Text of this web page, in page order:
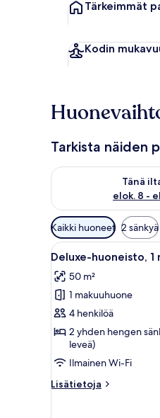
Tärkeimmät
Kodin
Tarkista näiden
Tänä
elok. 8 -
Tarkista tämän illan
Huoneille
saatavilla
olevia
suodattimia
Kaikki huoneet 2 sänkyä
Avaa
kaikki
huonetyypin
Deluxe-
huoneisto,
1
makuuhuone
kuvat
6
Deluxe-huoneisto, 1
50 m²
1 makuuhuone
4 henkilöä
2 yhden hengen
leveä)
Ilmainen Wi-Fi
Lisätietoja
Lisätietoja